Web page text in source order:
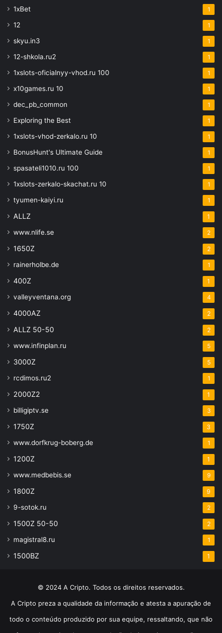
1xBet 1
12 1
skyu.in3 1
12-shkola.ru2 1
1xslots-oficialnyy-vhod.ru 100 1
x10games.ru 10 1
dec_pb_common 1
Exploring the Best 1
1xslots-vhod-zerkalo.ru 10 1
BonusHunt's Ultimate Guide 1
spasateli1010.ru 100 1
1xslots-zerkalo-skachat.ru 10 1
tyumen-kaiyi.ru 1
ALLZ 1
www.nlife.se 2
1650Z 2
rainerholbe.de 1
400Z 1
valleyventana.org 4
4000AZ 2
ALLZ 50-50 2
www.infinplan.ru 5
3000Z 5
rcdimos.ru2 1
2000Z2 1
billigiptv.se 3
1750Z 3
www.dorfkrug-boberg.de 1
1200Z 1
www.medbebis.se 9
1800Z 9
9-sotok.ru 2
1500Z 50-50 2
magistral8.ru 1
1500BZ 1
© 2024 A Cripto. Todos os direitos reservados.
A Cripto preza a qualidade da informação e atesta a apuração de
todo o conteúdo produzido por sua equipe, ressaltando, que não